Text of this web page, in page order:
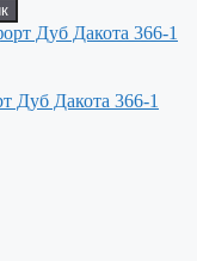
Дуб Дакота 366-1